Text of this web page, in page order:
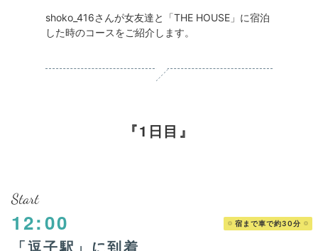
shoko_416さんが女友達と「THE HOUSE」に宿泊
した時のコースをご紹介します。
1日目
Start
12:00 宿まで車で約30分
「逗子駅」に到着